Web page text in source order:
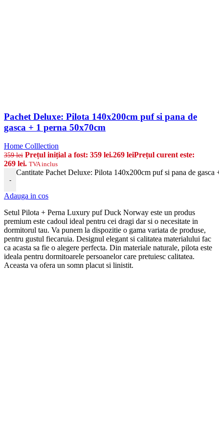
Pachet Deluxe: Pilota 140x200cm puf si pana de
gasca + 1 perna 50x70cm
Home Colllection
359lei Prețul inițial a fost: 359 lei.269 leiPrețul curent este:
269 lei. TVA inclus
-
Cantitate Pachet Deluxe: Pilota 140x200cm puf si pana de gasca
Adauga in cos
Setul Pilota + Perna Luxury puf Duck Norway este un produs
premium este cadoul ideal pentru cei dragi dar si o necesitate in
dormitorul tau. Va punem la dispozitie o gama variata de produse,
pentru gustul fiecaruia. Designul elegant si calitatea materialului fac
ca acasta sa fie o alegere perfecta. Din materiale naturale, pilota este
ideala pentru dormitoarele persoanelor care pretuiesc calitatea.
Aceasta va ofera un somn placut si linistit.